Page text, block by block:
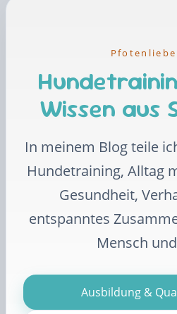
Wissen
In meinem Blog teile
Hundetraining, Alltag
Gesundheit,
entspanntes
Mensch
Ausbildung &